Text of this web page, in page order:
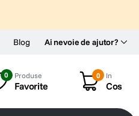
Ai nevoie de ajutor?
Blog
0 Produse
Favorite
0 In
Cos